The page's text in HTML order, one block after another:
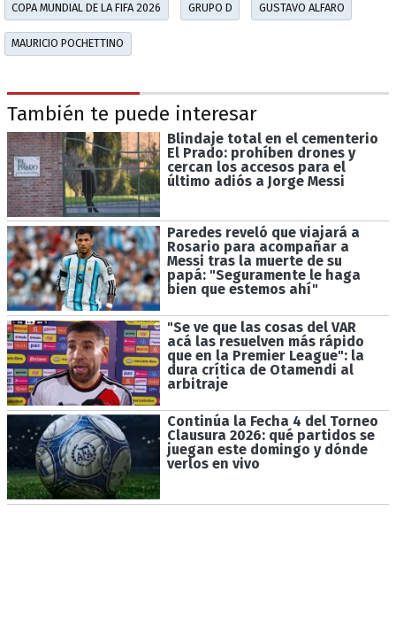
COPA MUNDIAL DE LA FIFA 2026 GRUPO D GUSTAVO ALFARO
MAURICIO POCHETTINO
También te puede interesar
Blindaje total en el cementerio
El Prado: prohíben drones y
cercan los accesos para el
último adiós a Jorge Messi
Paredes reveló que viajará a
Rosario para acompañar a
Messi tras la muerte de su
papá: "Seguramente le haga
bien que estemos ahí"
"Se ve que las cosas del VAR
acá las resuelven más rápido
que en la Premier League": la
dura crítica de Otamendi al
arbitraje
Continúa la Fecha 4 del Torneo
Clausura 2026: qué partidos se
juegan este domingo y dónde
verlos en vivo